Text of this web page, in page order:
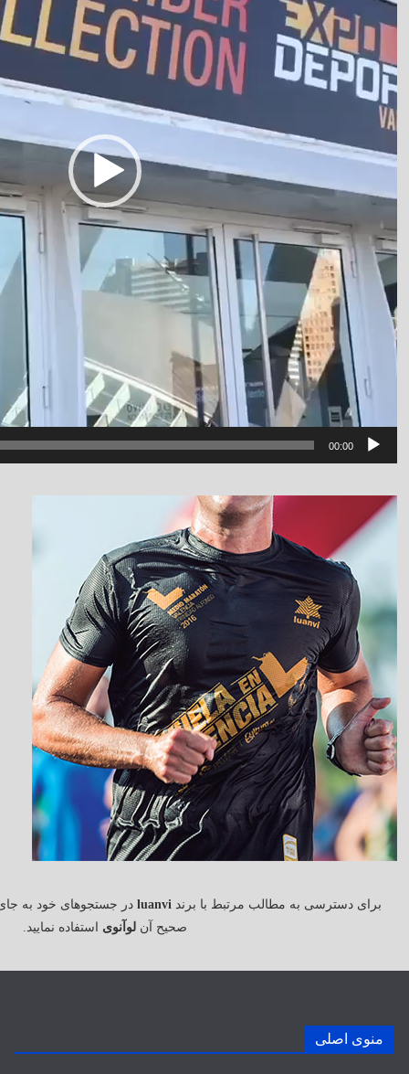
00:00
برای دسترسی به مطالب مرتبط با برندluanvi در جستجوهای خود به
صحیح آنلوآنوی استفاده نمایید.
منوی اصلی